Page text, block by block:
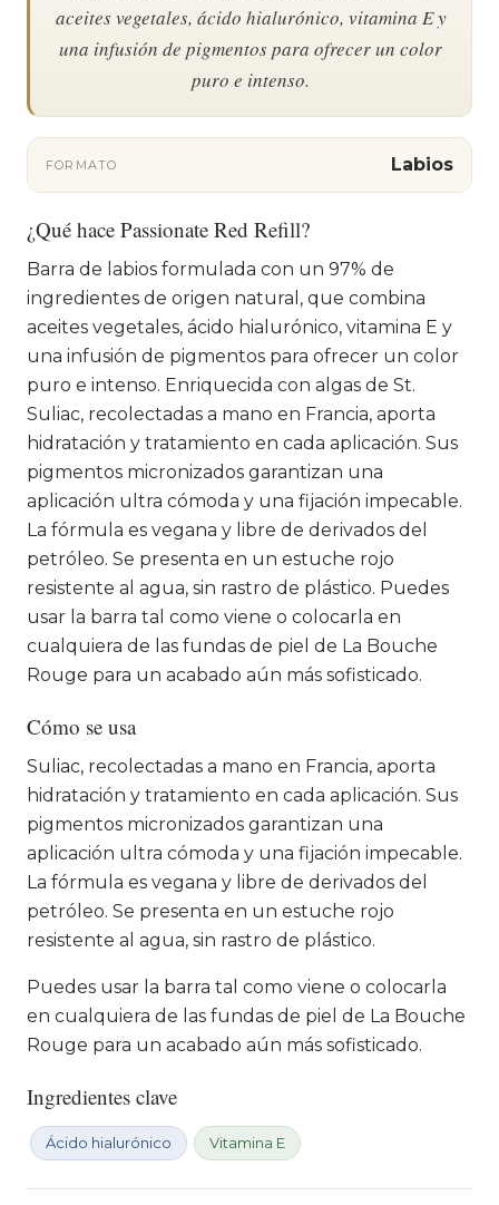
aceites vegetales, ácido hialurónico, vitamina E y
una infusión de pigmentos para ofrecer un color
puro e intenso.
FORMATO Labios
¿Qué hace Passionate Red Refill?
Barra de labios formulada con un 97% de
ingredientes de origen natural, que combina
aceites vegetales, ácido hialurónico, vitamina E y
una infusión de pigmentos para ofrecer un color
puro e intenso. Enriquecida con algas de St.
Suliac, recolectadas a mano en Francia, aporta
hidratación y tratamiento en cada aplicación. Sus
pigmentos micronizados garantizan una
aplicación ultra cómoda y una fijación impecable.
La fórmula es vegana y libre de derivados del
petróleo. Se presenta en un estuche rojo
resistente al agua, sin rastro de plástico. Puedes
usar la barra tal como viene o colocarla en
cualquiera de las fundas de piel de La Bouche
Rouge para un acabado aún más sofisticado.
Cómo se usa
Suliac, recolectadas a mano en Francia, aporta
hidratación y tratamiento en cada aplicación. Sus
pigmentos micronizados garantizan una
aplicación ultra cómoda y una fijación impecable.
La fórmula es vegana y libre de derivados del
petróleo. Se presenta en un estuche rojo
resistente al agua, sin rastro de plástico.
Puedes usar la barra tal como viene o colocarla
en cualquiera de las fundas de piel de La Bouche
Rouge para un acabado aún más sofisticado.
Ingredientes clave
Ácido hialurónico Vitamina E